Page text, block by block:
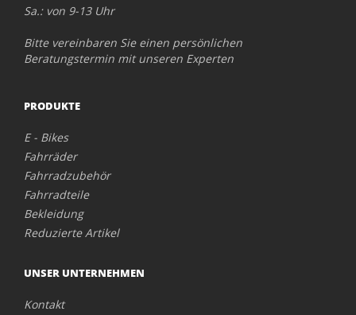
Sa.: von 9-13 Uhr
Bitte vereinbaren Sie einen persönlichen
Beratungstermin mit unseren Experten
PRODUKTE
E - Bikes
Fahrräder
Fahrradzubehör
Fahrradteile
Bekleidung
Reduzierte Artikel
UNSER UNTERNEHMEN
Kontakt